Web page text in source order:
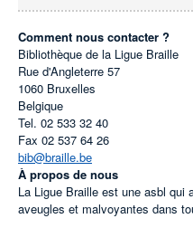
Comment nous contacter ?
Bibliothèque de la Ligue Braille
Rue d'Angleterre 57
1060 Bruxelles
Belgique
Tel. 02 533 32 40
Fax 02 537 64 26
bib@braille.be
À propos de nous
La Ligue Braille est une asbl qui
aveugles et malvoyantes dans